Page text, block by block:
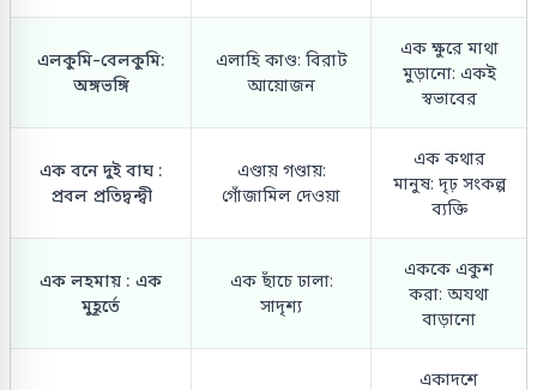
এলকুমি-বেলকুমি:
অঙ্গভঙ্গি
এলাহি কাণ্ড: বিরাট
আয়োজন
এক ক্ষুরে মাথা
মুড়ানো: একই
স্বভাবের
এক বনে দুই বাঘ :
প্রবল প্রতিদ্বন্দ্বী
এণ্ডায় গণ্ডায়:
গোঁজামিল দেওয়া
এক কথার
মানুষ: দৃঢ় সংকল্প
ব্যক্তি
এক লহমায় : এক
মুহূর্তে
এক ছাঁচে ঢালা:
সাদৃশ্য
এককে একুশ
করা: অযথা
বাড়ানো
একাদশে